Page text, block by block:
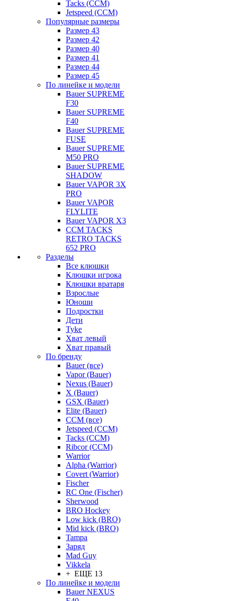
Tacks (CCM)
Jetspeed (CCM)
Популярные размеры
Размер 43
Размер 42
Размер 40
Размер 41
Размер 44
Размер 45
По линейке и модели
Bauer SUPREME
F30
Bauer SUPREME
F40
Bauer SUPREME
FUSE
Bauer SUPREME
M50 PRO
Bauer SUPREME
SHADOW
Bauer VAPOR 3X
PRO
Bauer VAPOR
FLYLITE
Bauer VAPOR X3
CCM TACKS
RETRO TACKS
652 PRO
Разделы
Все клюшки
Клюшки игрока
Клюшки вратаря
Взрослые
Юноши
Подростки
Дети
Tyke
Хват левый
Хват правый
По бренду
Bauer (все)
Vapor (Bauer)
Nexus (Bauer)
X (Bauer)
GSX (Bauer)
Elite (Bauer)
CCM (все)
Jetspeed (CCM)
Tacks (CCM)
Ribcor (CCM)
Warrior
Alpha (Warrior)
Covert (Warrior)
Fischer
RC One (Fischer)
Sherwood
BRO Hockey
Low kick (BRO)
Mid kick (BRO)
Tampa
Заряд
Mad Guy
Vikkela
+ ЕЩЕ 13
По линейке и модели
Bauer NEXUS